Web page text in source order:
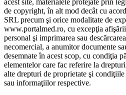
acest site, materialele protejate prin
de copyright, în alt mod decât cu
SRL precum şi orice modalitate de
www.portalmed.ro, cu excepţia
personal şi imprimarea sau
necomercial, a anumitor documente
desemnate în acest scop, cu condiţia
elementelor care fac referire la
alte drepturi de proprietate şi
sau informaţiilor respective.